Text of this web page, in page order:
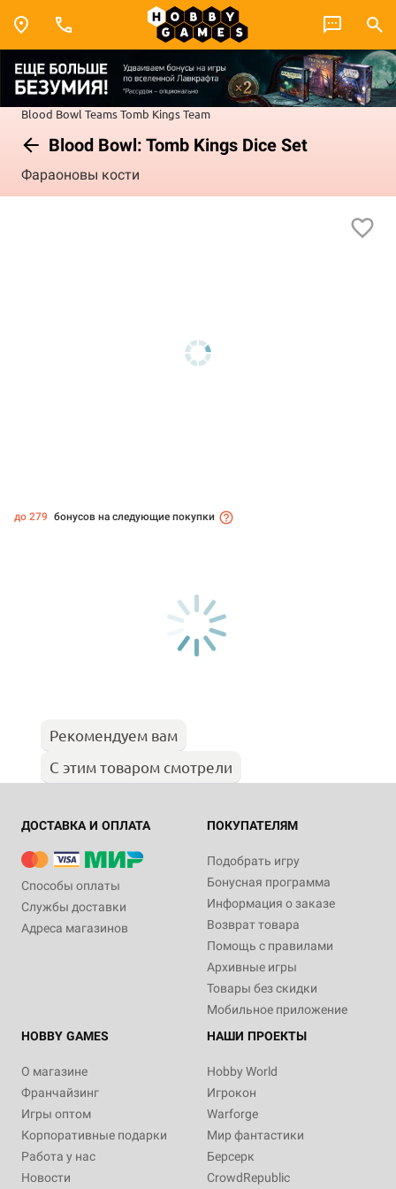
Blood Bowl TeamsTomb Kings Team
Blood Bowl: Tomb Kings Dice Set
Фараоновы кости
до 279 бонусов на следующие покупки
Рекомендуем вам
С этим товаром смотрели
ДОСТАВКА И ОПЛАТА
Способы оплаты
Службы доставки
Адреса магазинов
ПОКУПАТЕЛЯМ
Подобрать игру
Бонусная программа
Информация о заказе
Возврат товара
Помощь с правилами
Архивные игры
Товары без скидки
Мобильное приложение
HOBBY GAMES
О магазине
Франчайзинг
Игры оптом
Корпоративные подарки
Работа у нас
Новости
НАШИ ПРОЕКТЫ
Hobby World
Игрокон
Warforge
Мир фантастики
Берсерк
CrowdRepublic